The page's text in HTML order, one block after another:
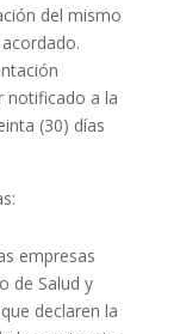
del mismo
notificado a la
(30) días
empresas
de Salud y
declaren la